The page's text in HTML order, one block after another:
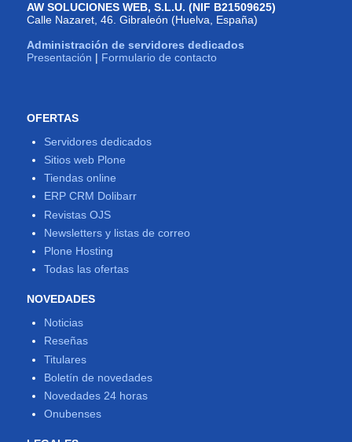
AW SOLUCIONES WEB, S.L.U. (NIF B21509625)
Calle Nazaret, 46. Gibraleón (Huelva, España)
Administración de servidores dedicados
Presentación | Formulario de contacto
OFERTAS
Servidores dedicados
Sitios web Plone
Tiendas online
ERP CRM Dolibarr
Revistas OJS
Newsletters y listas de correo
Plone Hosting
Todas las ofertas
NOVEDADES
Noticias
Reseñas
Titulares
Boletín de novedades
Novedades 24 horas
Onubenses